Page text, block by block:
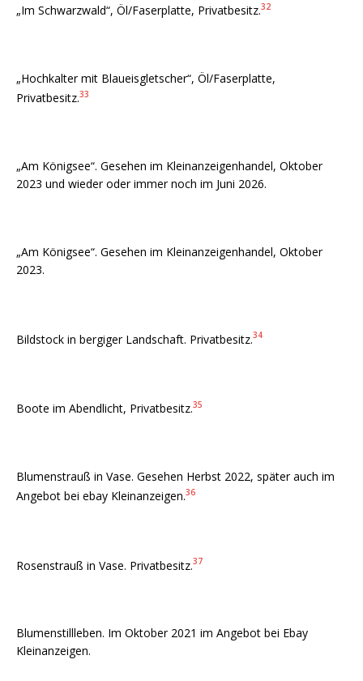
„Im Schwarzwald“, Öl/Faserplatte, Privatbesitz.32
„Hochkalter mit Blaueisgletscher“, Öl/Faserplatte,
Privatbesitz.33
„Am Königsee“. Gesehen im Kleinanzeigenhandel, Oktober
2023 und wieder oder immer noch im Juni 2026.
„Am Königsee“. Gesehen im Kleinanzeigenhandel, Oktober
2023.
Bildstock in bergiger Landschaft. Privatbesitz.34
Boote im Abendlicht, Privatbesitz.35
Blumenstrauß in Vase. Gesehen Herbst 2022, später auch im
Angebot bei ebay Kleinanzeigen.36
Rosenstrauß in Vase. Privatbesitz.37
Blumenstillleben. Im Oktober 2021 im Angebot bei Ebay
Kleinanzeigen.